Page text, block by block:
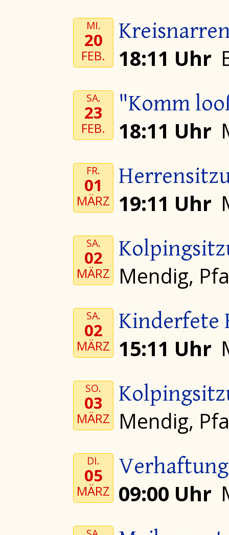
MI.
20
FEB. 18:11 Uhr
SA.
23
FEB.
"Komm
18:11 Uhr
FR.
01
MÄRZ 19:11 Uhr
SA.
02
MÄRZ Mendig,
SA.
02
MÄRZ
Kinderfete
15:11 Uhr
SO.
03
MÄRZ Mendig,
DI.
05
MÄRZ 09:00 Uhr